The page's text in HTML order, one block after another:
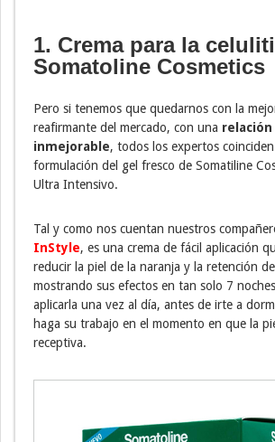
1. Crema para la
Somatoline Cosmetics
Pero si tenemos que quedarnos con la
reafirmante del mercado, con una
inmejorable, todos los expertos
formulación del gel fresco de Somatiline
Ultra Intensivo.
Tal y como nos cuentan nuestros
InStyle, es una crema de fácil aplicación
reducir la piel de la naranja y la retención
mostrando sus efectos en tan solo 7
aplicarla una vez al día, antes de irte a
haga su trabajo en el momento en que la
receptiva.